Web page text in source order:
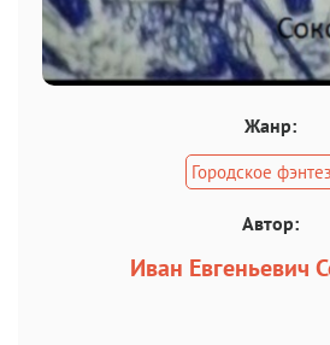
Жанр:
Городское
Автор:
Иван Евгеньевич